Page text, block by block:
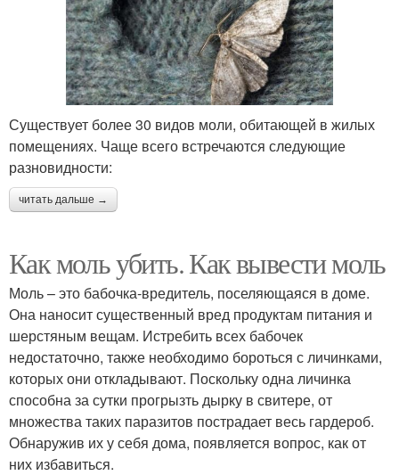
Существует более 30 видов моли, обитающей в жилых
помещениях. Чаще всего встречаются следующие
разновидности:
читать дальше →
Как моль убить. Как вывести моль
Моль – это бабочка-вредитель, поселяющаяся в доме.
Она наносит существенный вред продуктам питания и
шерстяным вещам. Истребить всех бабочек
недостаточно, также необходимо бороться с личинками,
которых они откладывают. Поскольку одна личинка
способна за сутки прогрызть дырку в свитере, от
множества таких паразитов пострадает весь гардероб.
Обнаружив их у себя дома, появляется вопрос, как от
них избавиться.